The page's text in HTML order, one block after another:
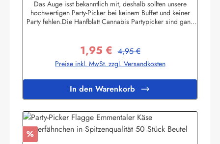
Das Auge isst bekanntlich mit, deshalb sollten unsere
hochwertigen Party-Picker bei keinem Buffet und keiner
Party fehlen.Die Hanfblatt Cannabis Partypicker sind ganz
Unsere Partypicker Fahnen (25x36 mm) sind nicht wie
allgemein üblich lieblos um den Zahnstocher herumgeklebt
sondern werden zunächst von Hand gewölbt und stumpf
Zahnstocher geleimt. Dadurch sieht die Flagge wie echt am
Fahnenmast wehend aus. Sie kaufen also absolute Profi-
Qualität die ihresgleichen sucht! Die Standardmotive sind
im hochwertigem Offsetdruck auf 70 Gramm Glanzpapier
hergestellt - Sonderanfertigungen sind ab bereits 1.000
Stück pro Motiv möglich (20 Beutel). Obwohl in reiner
Handarbeit hergestellt garantieren wir einen
Verkaufspreis:
1,95 € Regulärer Preis:
4,95 €
Preise inkl. MwSt. zzgl. Versandkosten
In den Warenkorb
Rabatt
%